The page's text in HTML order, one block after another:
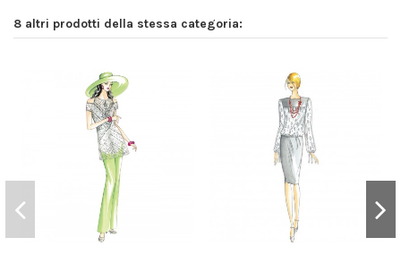
8 altri prodotti della stessa categoria: